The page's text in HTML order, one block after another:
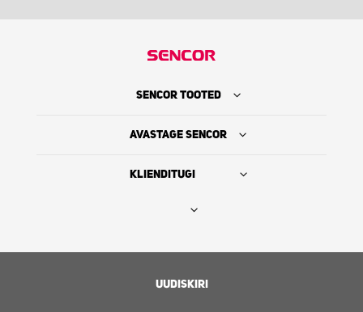
SENCOR TOOTED
AVASTAGE SENCOR
KLIENDITUGI
UUDISKIRI